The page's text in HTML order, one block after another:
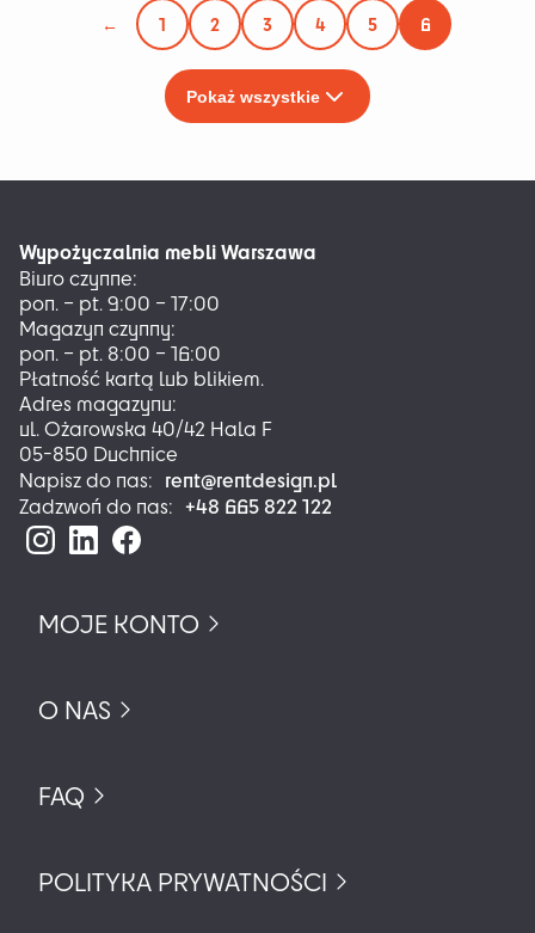
Opcje
można
wybrać
na
stronie
← 1 2 3 4 5 6
Pokaż wszystkie
Wypożyczalnia mebli Warszawa
Biuro czynne:
pon. – pt. 9:00 – 17:00
Magazyn czynny:
pon. – pt. 8:00 – 16:00
Płatność kartą lub blikiem.
Adres magazynu:
ul. Ożarowska 40/42 Hala F
05-850 Duchnice
Napisz do nas: rent@rentdesign.pl
Zadzwoń do nas: +48 665 822 122
MOJE KONTO
O NAS
FAQ
POLITYKA PRYWATNOŚCI